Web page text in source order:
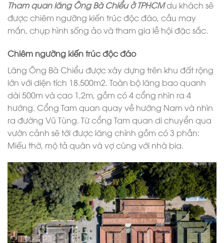
Tham quan lăng Ông Bà Chiểu ở TPHCMdu khách sẽ
được chiêm ngưỡng kiến trúc độc đáo, cầu may
mắn, chụp hình sống ảo và tham gia lễ hội đặc sắc.
Chiêm ngưỡng kiến trúc độc đáo
Lăng Ông Bà Chiểu được xây dựng trên khu đất rộng
lớn với diện tích 18.500m2. Toàn bộ lăng bao quanh
dài 500m và cao 1,2m, gồm có 4 cổng nhìn ra 4
hướng. Cổng Tam quan quay về hướng Nam và nhìn
ra đường Vũ Tùng. Từ cổng Tam quan di chuyển qua
vườn cảnh sẽ tới được lăng chính gồm có 3 phần:
Miếu thờ, mộ tả quân và vợ cùng với nhà bia.